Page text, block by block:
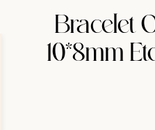
Bracelet
10*8mm